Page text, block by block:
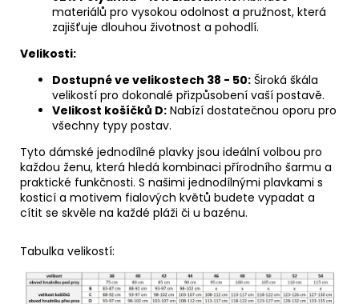
materiálů pro vysokou odolnost a pružnost, která
zajišťuje dlouhou životnost a pohodlí.
Velikosti:
Dostupné ve velikostech 38 - 50: Široká škála
velikostí pro dokonalé přizpůsobení vaší postavě.
Velikost košíčků D: Nabízí dostatečnou oporu pro
všechny typy postav.
Tyto dámské jednodílné plavky jsou ideální volbou pro
každou ženu, která hledá kombinaci přírodního šarmu a
praktické funkčnosti. S našimi jednodílnými plavkami s
kosticí a motivem fialových květů budete vypadat a
cítit se skvěle na každé pláži či u bazénu.
Tabulka velikostí: